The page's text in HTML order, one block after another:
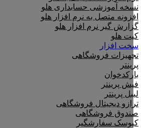
نسخه آموزشی حسابداری هلو
افزونه متصل به نرم افزار هلو
گزارش گیر نرم افزار هلو
کیت هلو
سخت افزار
تجهیزات فروشگاهی
پرینتر
بارکدخوان
فیش پرینتر
لیبل پرینتر
ترازو دیجیتال فروشگاهی
صندوق فروشگاهی
کیوسک سفارشگیر